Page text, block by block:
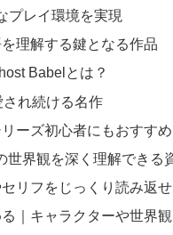
プレイ環境を実現
理解する鍵となる作品
Babelとは？
れ続ける名作
ーズ初心者にもおすすめ
世界観を深く理解できる
リフをじっくり読み返
｜キャラクターや世界